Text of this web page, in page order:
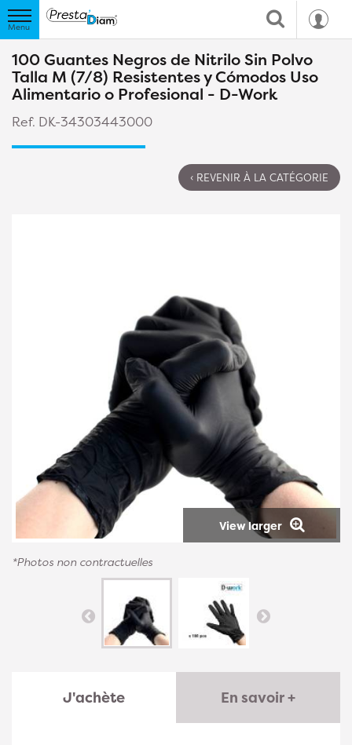
100 Guantes Negros de Nitrilo Sin Polvo
Talla M (7/8) Resistentes y Cómodos Uso
Alimentario o Profesional - D-Work
Ref. DK-34303443000
‹ REVENIR À LA CATÉGORIE
View larger
*Photos non contractuelles
J'achète En savoir +